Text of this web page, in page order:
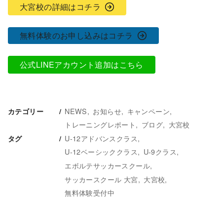
大宮校の詳細はコチラ
無料体験のお申し込みはコチラ
公式LINEアカウント追加はこちら
カテゴリー NEWS お知らせ
キャンペーン
トレーニングレポート
ブログ 大宮校
タグ
U-12アドバンスクラス
U-12ベーシッククラス
U-9クラス
エボルテサッカースクール
サッカースクール 大宮
大宮校
無料体験受付中